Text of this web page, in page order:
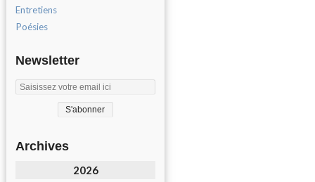
Entretiens
Poésies
Newsletter
Archives
2026